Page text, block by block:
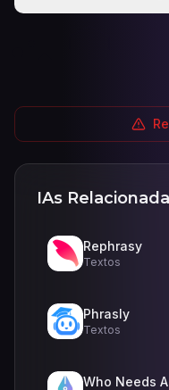
IAs
Rephrasy
Textos
Phrasly
Textos
Who Needs